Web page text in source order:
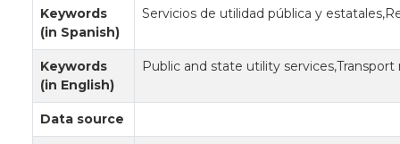
Keywords
(in Spanish)
Servicios de utilidad pública y
Keywords
(in English)
Public and state utility
Data source